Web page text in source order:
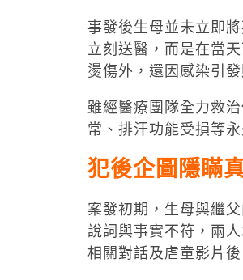
事發後生母並未立即
立刻送醫，而是在當
燙傷外，還因感染引
雖經醫療團隊全力救
常、排汗功能受損等
犯後企圖隱瞞
案發初期，生母與繼
說詞與事實不符，兩
相關對話及虐童影片